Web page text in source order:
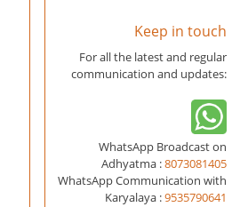
Keep in touch
For all the latest and regular
communication and updates:
WhatsApp Broadcast on
Adhyatma :8073081405
WhatsApp Communication with
Karyalaya :9535790641